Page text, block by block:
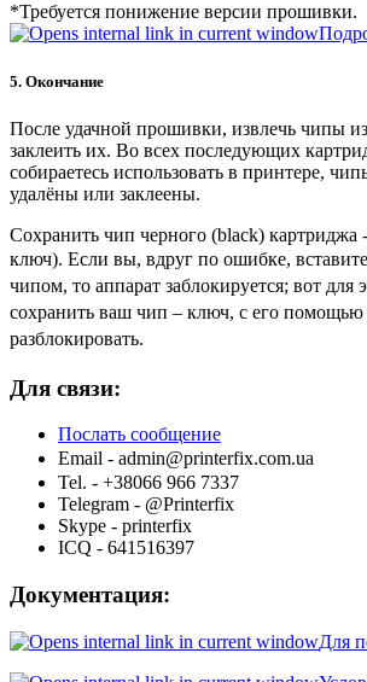
*Требуется понижение версии прошивки.
5. Окончание
После удачной прошивки, извлечь чипы
заклеить их. Во всех последующих
собираетесь использовать в принтере,
удалёны или заклеены.
Сохранить чип черного (black) картриджа
ключ). Если вы, вдруг по ошибке,
чипом, то аппарат заблокируется; вот для
сохранить ваш чип – ключ, с его
разблокировать.
Для связи:
Послать сообщение
Email - admin@printerfix.com.ua
Tel. - +38066 966 7337
Telegram - @Printerfix
Skype - printerfix
ICQ - 641516397
Документация:
Для